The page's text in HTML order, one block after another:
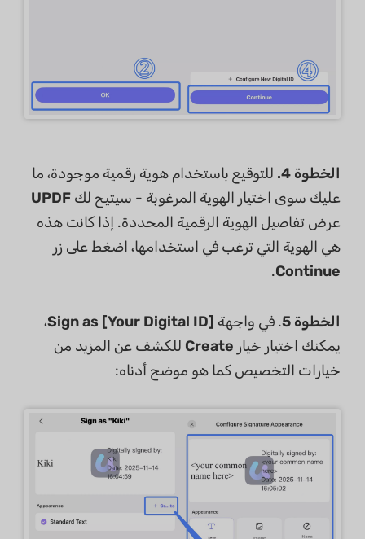
الخطوة 4.
للتوقيع باستخدام هوية رقمية موجودة، ما
عليك سوى اختيار الهوية المرغوبة - سيتيح لك UPDF
عرض تفاصيل الهوية الرقمية المحددة. إذا كانت هذه
هي الهوية التي ترغب في استخدامها، اضغط على زر
Continue
.
الخطوة 5 . في واجهة Sign as [Your Digital ID]،
يمكنك اختيار خيار Create للكشف عن المزيد من
خيارات التخصيص كما هو موضح أدناه: